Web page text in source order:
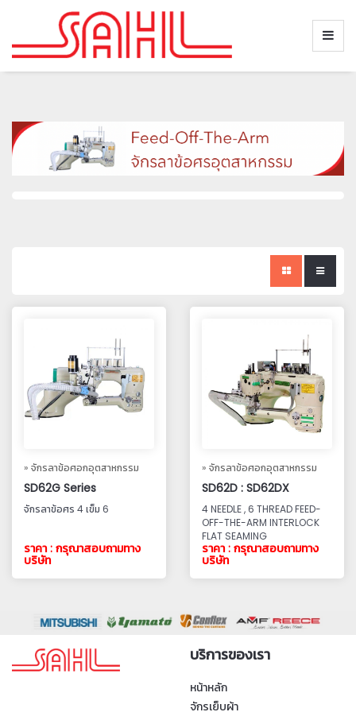
» จักรลาข้อศอกอุตสาหกรรม
SD62G Series
จักรลาข้อศร 4 เข็ม 6
ราคา : กรุณาสอบถามทาง
บริษัท
» จักรลาข้อศอกอุตสาหกรรม
SD62D : SD62DX
4 NEEDLE , 6 THREAD FEED-
OFF-THE-ARM INTERLOCK
FLAT SEAMING
ราคา : กรุณาสอบถามทาง
บริษัท
บริการของเรา
หน้าหลัก
จักรเย็บผ้า